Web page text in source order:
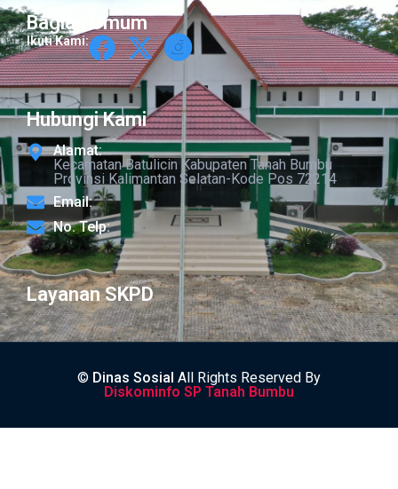
Bagian Umum
Ikuti Kami:
Hubungi Kami
Alamat:
Kecamatan Batulicin Kabupaten Tanah Bumbu
Provinsi Kalimantan Selatan-Kode Pos 72214
Email:
No. Telp:
Layanan SKPD
© Dinas Sosial All Rights Reserved By
Diskominfo SP Tanah Bumbu